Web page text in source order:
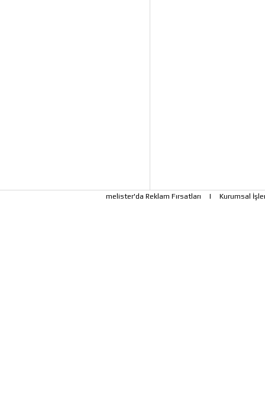
melister'da Reklam Fırsatları | Kurumsal